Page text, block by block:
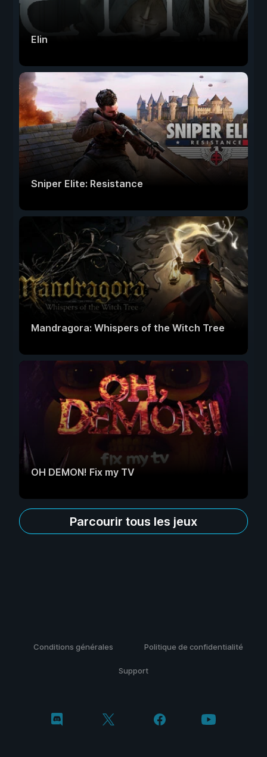
Elin
Sniper Elite: Resistance
Mandragora: Whispers of the Witch Tree
OH DEMON! Fix my TV
Parcourir tous les jeux
Conditions générales Politique de confidentialité
Support